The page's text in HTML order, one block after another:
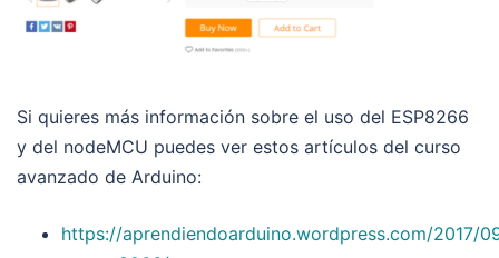
Si quieres más información sobre el uso del ESP8266
y del nodeMCU puedes ver estos artículos del curso
avanzado de Arduino:
https://aprendiendoarduino.wordpress.com/2017/